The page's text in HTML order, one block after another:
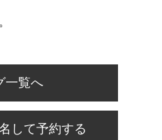
一覧へ
して予約する